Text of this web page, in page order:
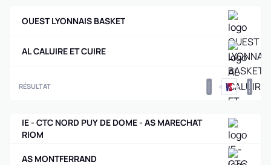
OUEST LYONNAIS BASKET
AL CALUIRE ET CUIRE
RÉSULTAT 0 0
IE - CTC NORD PUY DE DOME - AS MARECHAT
RIOM
AS MONTFERRAND